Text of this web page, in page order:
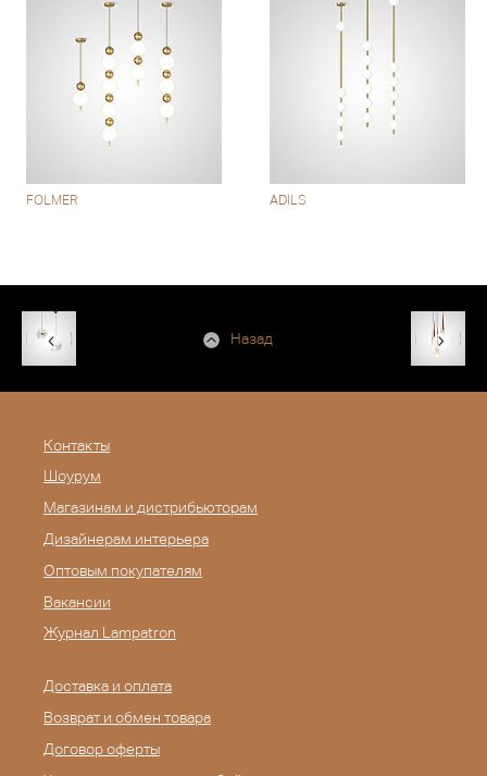
FOLMER ADILS
Назад
Контакты
Шоурум
Магазинам и дистрибьюторам
Дизайнерам интерьера
Оптовым покупателям
Вакансии
Журнал Lampatron
Доставка и оплата
Возврат и обмен товара
Договор оферты